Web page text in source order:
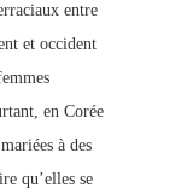
entre
et occident
en Corée
à des
qu’elles se